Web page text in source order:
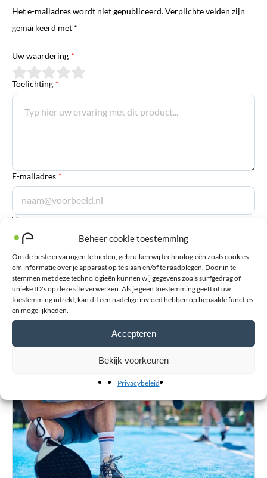
Beheer cookie toestemming
Om de beste ervaringen te bieden, gebruiken wij technologieën zoals cookies
om informatie over je apparaat op te slaan en/of te raadplegen. Door in te
stemmen met deze technologieën kunnen wij gegevens zoals surfgedrag of
unieke ID's op deze site verwerken. Als je geen toestemming geeft of uw
toestemming intrekt, kan dit een nadelige invloed hebben op bepaalde functies
en mogelijkheden.
Accepteren
Bekijk voorkeuren
Privacybeleid
Het e-mailadres wordt niet gepubliceerd. Verplichte velden zijn
gemarkeerd met *
Uw waardering *
Toelichting *
E-mailadres *
Voornaam
Achternaam